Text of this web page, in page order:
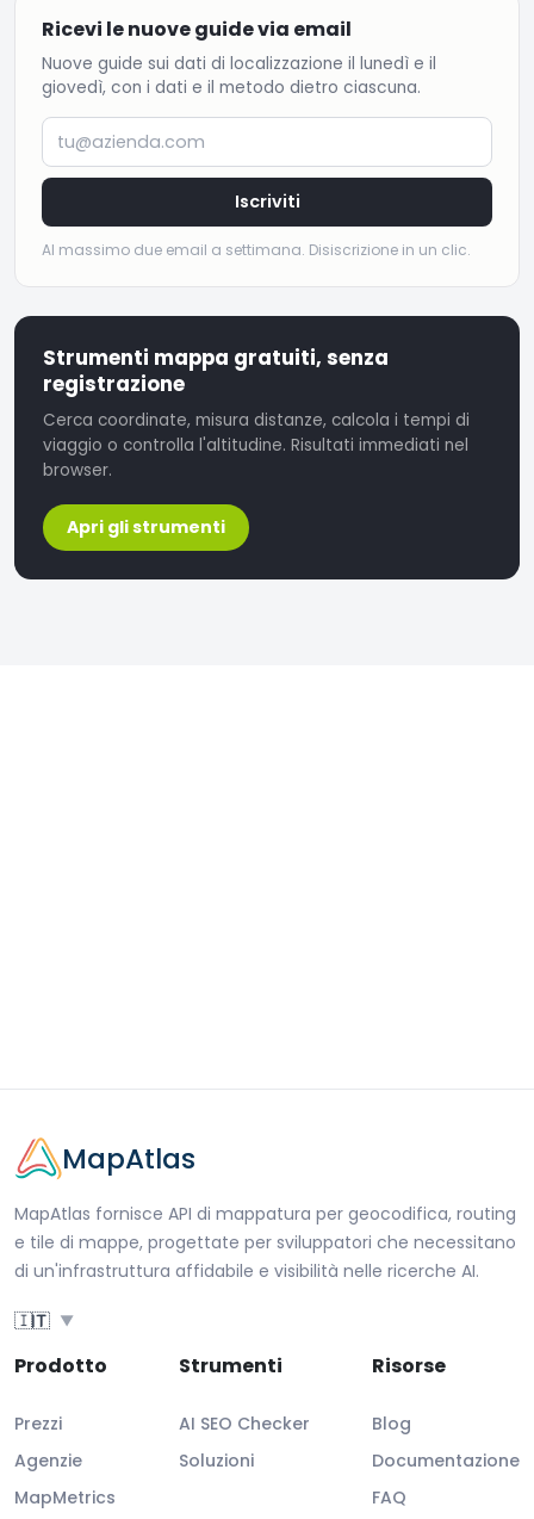
Ricevi le nuove guide via email
Nuove guide sui dati di localizzazione il lunedì e il
giovedì, con i dati e il metodo dietro ciascuna.
tu@azienda.com
Iscriviti
Al massimo due email a settimana. Disiscrizione in un clic.
Strumenti mappa gratuiti, senza
registrazione
Cerca coordinate, misura distanze, calcola i tempi di
viaggio o controlla l'altitudine. Risultati immediati nel
browser.
Apri gli strumenti
MapAtlas
MapAtlas fornisce API di mappatura per geocodifica, routing
e tile di mappe, progettate per sviluppatori che necessitano
di un'infrastruttura affidabile e visibilità nelle ricerche AI.
🇮🇹
IT ▼
Prodotto
Prezzi
Agenzie
MapMetrics
Strumenti
AI SEO Checker
Soluzioni
Risorse
Blog
Documentazione
FAQ